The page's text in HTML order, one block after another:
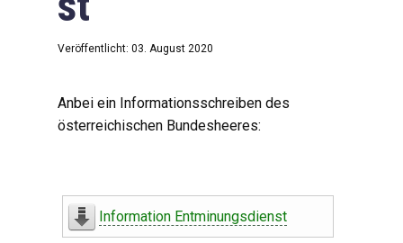
Veröffentlicht: 03. August 2020
Anbei ein Informationsschreiben des
österreichischen Bundesheeres:
Information Entminungsdienst